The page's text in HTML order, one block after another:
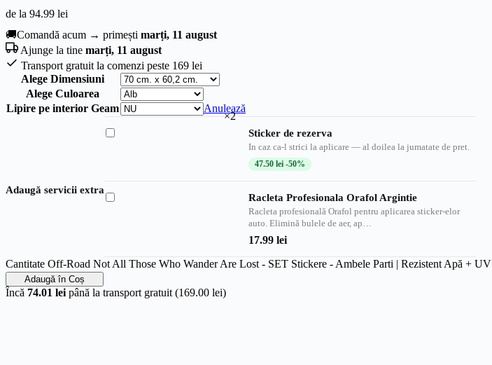
de la 94.99 lei
🚚Comandă acum → primești marți, 11 august
Ajunge la tine marți, 11 august
Transport gratuit la comenzi peste 169 lei
Alege Dimensiuni
Alege Culoarea
Lipire pe interior Geam
Anulează
Adaugă servicii extra
×2
Sticker de rezerva
In caz ca-l strici la aplicare — al doilea la jumatate de pret.
47.50lei -50%
Racleta Profesionala Orafol Argintie
Racleta profesională Orafol pentru aplicarea sticker-elor
auto. Elimină bulele de aer, ap…
17.99lei
Cantitate Off-Road Not All Those Who Wander Are Lost - SET Stickere - Ambele Parti | Rezistent Apă + UV
Adaugă în Coș
Încă 74.01 lei până la transport gratuit (169.00 lei)